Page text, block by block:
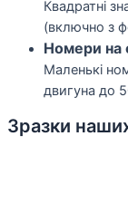
Квадратні
(включно з
Номери на
Маленькі
двигуна до
Зразки